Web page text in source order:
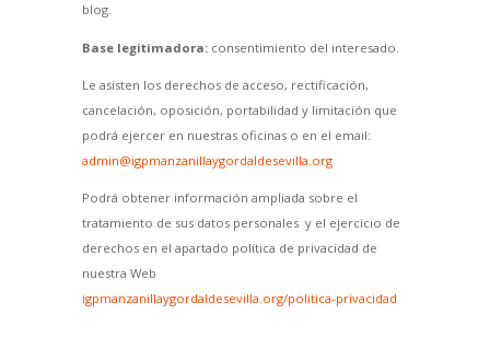
blog.
Base legitimadora:consentimiento del interesado.
Le asisten los derechos de acceso, rectificación,
cancelación, oposición, portabilidad y limitación que
podrá ejercer en nuestras oficinas o en el email:
admin@igpmanzanillaygordaldesevilla.org
Podrá obtener información ampliada sobre el
tratamiento de sus datos personales y el ejercicio de
derechos en el apartado política de privacidad de
nuestra Web
igpmanzanillaygordaldesevilla.org/politica-privacidad